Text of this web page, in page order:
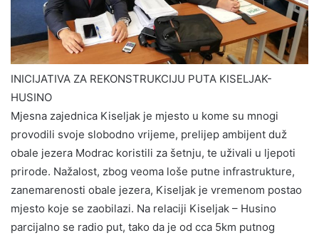
INICIJATIVA ZA REKONSTRUKCIJU PUTA KISELJAK-
HUSINO
Mjesna zajednica Kiseljak je mjesto u kome su mnogi
provodili svoje slobodno vrijeme, prelijep ambijent duž
obale jezera Modrac koristili za šetnju, te uživali u ljepoti
prirode. Nažalost, zbog veoma loše putne infrastrukture,
zanemarenosti obale jezera, Kiseljak je vremenom postao
mjesto koje se zaobilazi. Na relaciji Kiseljak – Husino
parcijalno se radio put, tako da je od cca 5km putnog